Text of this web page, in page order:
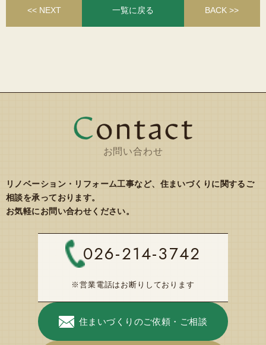
<< NEXT 一覧に戻る BACK >>
お問い合わせ
リノベーション・リフォーム工事など、住まいづくりに関するご
相談を承っております。
お気軽にお問い合わせください。
026-214-3742
※営業電話はお断りしております
住まいづくりのご依頼・ご相談